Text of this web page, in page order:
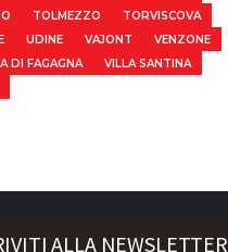
TOLMEZZO
TORVISCOVA
UDINE VAJONT
VENZONE
DI FAGAGNA
VILLA SANTINA
ALLA NEWSLETTER